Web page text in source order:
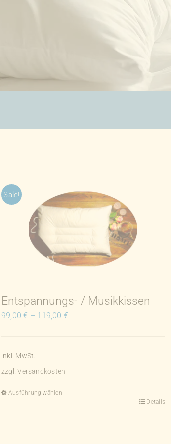
Sale!
Entspannungs- / Musikkissen
99,00€ – 119,00 €
inkl. MwSt.
zzgl.Versandkosten
Ausführung wählen
Details